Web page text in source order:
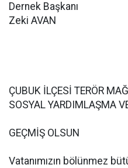
Dernek Başkanı
Zeki AVAN
ÇUBUK İLÇESİ TERÖR
SOSYAL YARDIMLAŞMA
GEÇMİŞ OLSUN
Vatanımızın bölünmez